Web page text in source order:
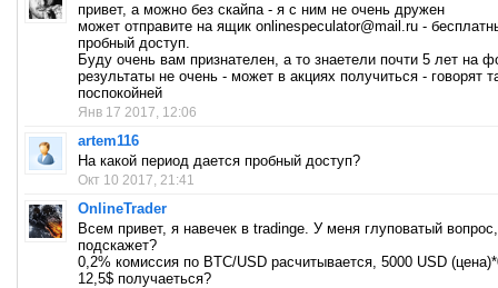
привет, а можно без скайпа - я с ним не очень дружен
может отправите на ящик onlinespeculator@mail.ru -
пробный доступ.
Буду очень вам признателен, а то знаетели почти 5 лет на
результаты не очень - может в акциях получиться - говорят
поспокойней
Янв 17 2017, 12:06
artem116
На какой период дается пробный доступ?
Окт 10 2017, 21:41
OnlineTrader
Всем привет, я навечек в tradinge. У меня глуповатый
подскажет?
0,2% комиссия по BTC/USD расчитывается, 5000 USD
12,5$ получаеться?